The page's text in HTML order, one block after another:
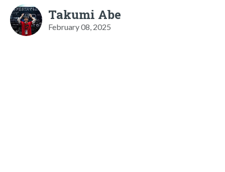
Takumi Abe
February 08, 2025